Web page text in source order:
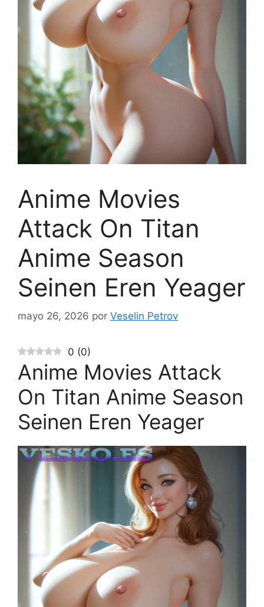
Anime Movies
Attack On Titan
Anime Season
Seinen Eren Yeager
mayo 26, 2026 por Veselin Petrov
0 (0)
Anime Movies Attack
On Titan Anime Season
Seinen Eren Yeager